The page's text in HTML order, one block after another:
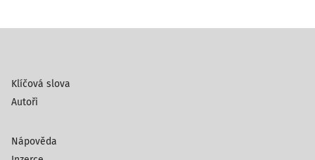
Klíčová slova
Autoři
Nápověda